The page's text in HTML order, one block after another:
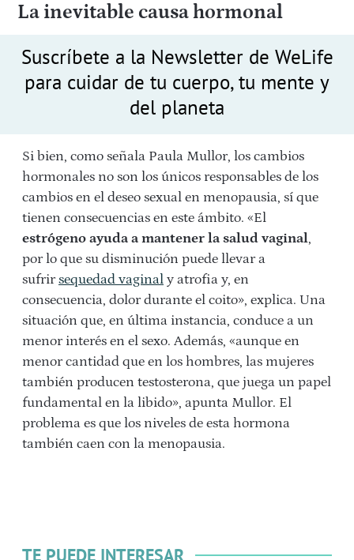
La inevitable causa hormonal
Suscríbete a la Newsletter de WeLife
para cuidar de tu cuerpo, tu mente y
del planeta
Si bien, como señala Paula Mullor, los cambios
hormonales no son los únicos responsables de los
cambios en el deseo sexual en menopausia, sí que
tienen consecuencias en este ámbito. «El
estrógeno ayuda a mantener la salud vaginal,
por lo que su disminución puede llevar a
sufrirsequedad vaginal y atrofia y, en
consecuencia, dolor durante el coito», explica. Una
situación que, en última instancia, conduce a un
menor interés en el sexo. Además, «aunque en
menor cantidad que en los hombres, las mujeres
también producen testosterona, que juega un papel
fundamental en la libido», apunta Mullor. El
problema es que los niveles de esta hormona
también caen con la menopausia.
TE PUEDE INTERESAR